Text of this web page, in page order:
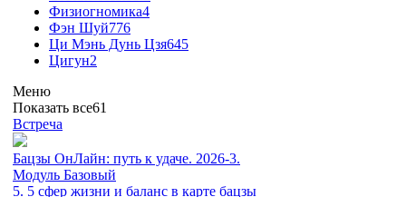
Физиогномика4
Фэн Шуй776
Ци Мэнь Дунь Цзя645
Цигун2
Меню
Показать все61
Встреча
Бацзы ОнЛайн: путь к удаче. 2026-3.
Модуль Базовый
5. 5 сфер жизни и баланс в карте бацзы